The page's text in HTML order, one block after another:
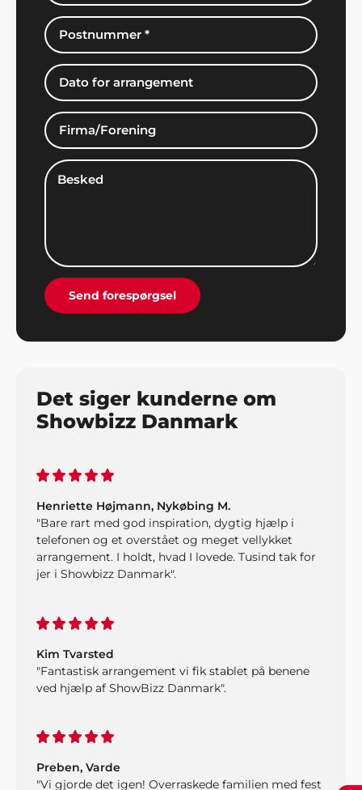
Send forespørgsel
Det siger kunderne om
Showbizz Danmark
Kim Thorsted, Sæby
"Super arrangement. Vi fik god betjening hos
Showbizz Danmark".
Her får vi altid god service og gode muligheder".
Henriette Højmann, Nykøbing M.
"Bare rart med god inspiration, dygtig hjælp i
telefonen og et overstået og meget vellykket
arrangement. I holdt, hvad I lovede. Tusind tak for
jer i Showbizz Danmark".
Kim Tvarsted
"Fantastisk arrangement vi fik stablet på benene
ved hjælp af ShowBizz Danmark".
Preben, Varde
"Vi gjorde det igen! Overraskede familien med fest